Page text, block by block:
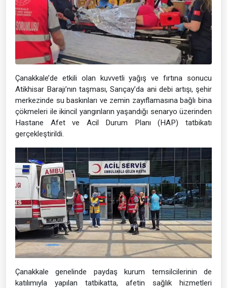
Çanakkale’de etkili olan kuvvetli yağış ve fırtına sonucu
Atikhisar Barajı’nın taşması, Sarıçay’da ani debi artışı, şehir
merkezinde su baskınları ve zemin zayıflamasına bağlı bina
çökmeleri ile ikincil yangınların yaşandığı senaryo üzerinden
Hastane Afet ve Acil Durum Planı (HAP) tatbikatı
gerçekleştirildi.
Çanakkale genelinde paydaş kurum temsilcilerinin de
katılımıyla yapılan tatbikatta, afetin sağlık hizmetleri